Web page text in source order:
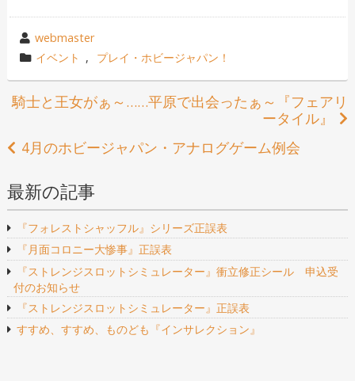
投
稿
webmaster
カ
ゴ
イベント , プレイ・ホビージャパン！
投
稿
ビ
ゲ
ー
シ
ョ
騎士と王女がぁ～……平原で出会ったぁ～『フェアリ
ータイル』
4月のホビージャパン・アナログゲーム例会
最新の記事
『フォレストシャッフル』シリーズ正誤表
『月面コロニー大惨事』正誤表
『ストレンジスロットシミュレーター』衝立修正シール 申込受
付のお知らせ
『ストレンジスロットシミュレーター』正誤表
すすめ、すすめ、ものども『インサレクション』